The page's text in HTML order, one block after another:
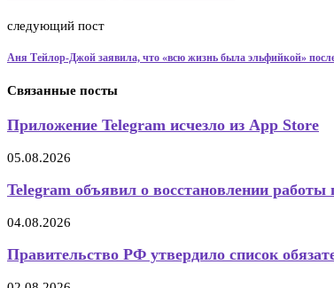
следующий пост
Аня Тейлор-Джой заявила, что «всю жизнь была эльфийкой»
Связанные посты
Приложение Telegram исчезло из App Store
05.08.2026
Telegram объявил о восстановлении
04.08.2026
Правительство РФ утвердило список